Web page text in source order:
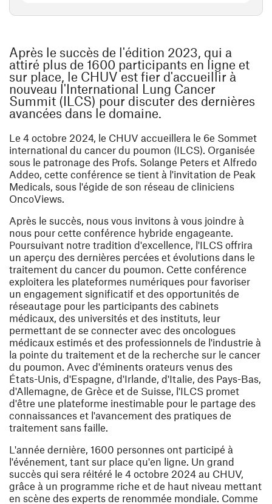
Après le succès de l'édition 2023, qui a
attiré plus de 1600 participants en ligne et
sur place, le CHUV est fier d'accueillir à
nouveau l'International Lung Cancer
Summit (ILCS) pour discuter des dernières
avancées dans le domaine.
Le 4 octobre 2024, le CHUV accueillera le 6e Sommet
international du cancer du poumon (ILCS). Organisée
sous le patronage des Profs. Solange Peters et Alfredo
Addeo, cette conférence se tient à l'invitation de Peak
Medicals, sous l'égide de son réseau de cliniciens
OncoViews.
Après le succès, nous vous invitons à vous joindre à
nous pour cette conférence hybride engageante.
Poursuivant notre tradition d'excellence, l'ILCS offrira
un aperçu des dernières percées et évolutions dans le
traitement du cancer du poumon. Cette conférence
exploitera les plateformes numériques pour favoriser
un engagement significatif et des opportunités de
réseautage pour les participants des cabinets
médicaux, des universités et des instituts, leur
permettant de se connecter avec des oncologues
médicaux estimés et des professionnels de l'industrie à
la pointe du traitement et de la recherche sur le cancer
du poumon. Avec d'éminents orateurs venus des
États-Unis, d'Espagne, d'Irlande, d'Italie, des Pays-Bas,
d'Allemagne, de Grèce et de Suisse, l'ILCS promet
d'être une plateforme inestimable pour le partage des
connaissances et l'avancement des pratiques de
traitement sans faille.
L'année dernière, 1600 personnes ont participé à
l'événement, tant sur place qu'en ligne. Un grand
succès qui sera réitéré le 4 octobre 2024 au CHUV,
grâce à un programme riche et de haut niveau mettant
en scène des experts de renommée mondiale. Comme